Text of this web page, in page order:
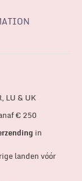
LU & UK
€ 250
in
landen vóór